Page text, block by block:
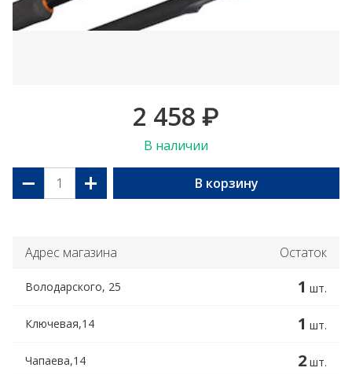
2 458 ₽
В наличии
− + В корзину
Адрес магазина Остаток
Володарского, 25 1 шт.
Ключевая,14 1 шт.
Чапаева,14 2 шт.